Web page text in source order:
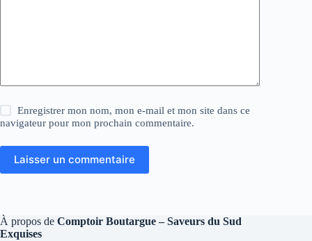
Enregistrer mon nom, mon e-mail et mon site dans ce
navigateur pour mon prochain commentaire.
Laisser un commentaire
À propos de Comptoir Boutargue – Saveurs du Sud
Exquises